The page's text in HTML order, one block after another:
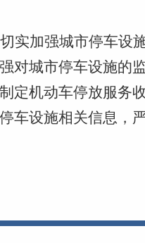
实加强城市停车设
对城市停车设施的
定机动车停放服务
车设施相关信息，